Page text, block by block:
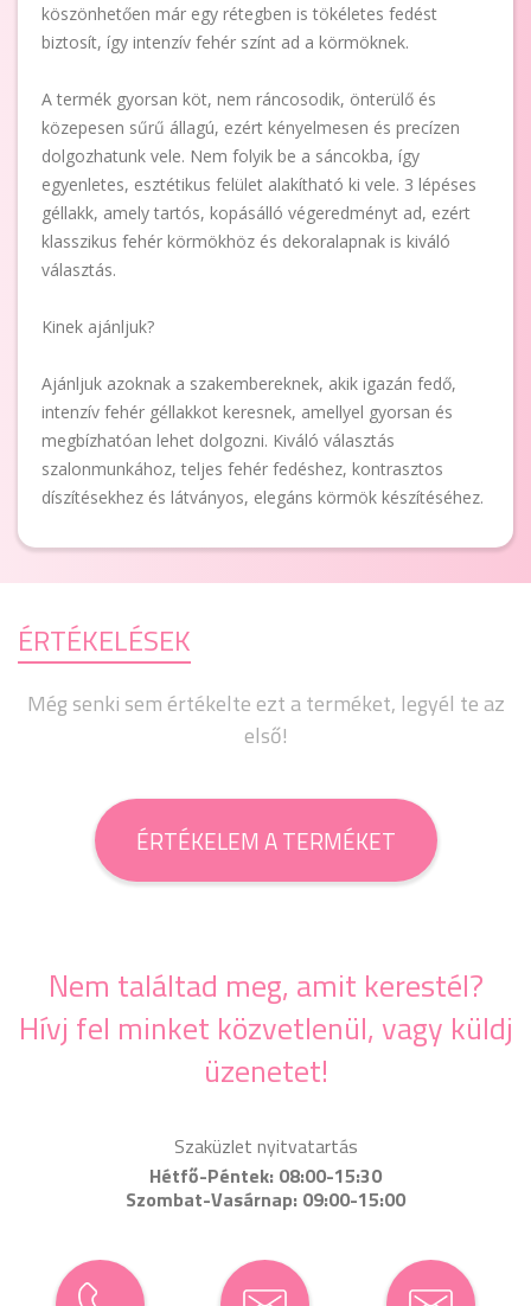
köszönhetően már egy rétegben is tökéletes fedést
biztosít, így intenzív fehér színt ad a körmöknek.
A termék gyorsan köt, nem ráncosodik, önterülő és
közepesen sűrű állagú, ezért kényelmesen és precízen
dolgozhatunk vele. Nem folyik be a sáncokba, így
egyenletes, esztétikus felület alakítható ki vele. 3 lépéses
géllakk, amely tartós, kopásálló végeredményt ad, ezért
klasszikus fehér körmökhöz és dekoralapnak is kiváló
választás.
Kinek ajánljuk?
Ajánljuk azoknak a szakembereknek, akik igazán fedő,
intenzív fehér géllakkot keresnek, amellyel gyorsan és
megbízhatóan lehet dolgozni. Kiváló választás
szalonmunkához, teljes fehér fedéshez, kontrasztos
díszítésekhez és látványos, elegáns körmök készítéséhez.
ÉRTÉKELÉSEK
Még senki sem értékelte ezt a terméket, legyél te az
első!
ÉRTÉKELEM A TERMÉKET
Nem találtad meg, amit kerestél?
Hívj fel minket közvetlenül, vagy küldj
üzenetet!
Szaküzlet nyitvatartás
Hétfő-Péntek: 08:00-15:30
Szombat-Vasárnap: 09:00-15:00